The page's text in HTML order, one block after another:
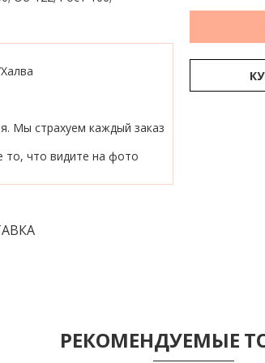
Мы страхуем каждый заказ
то, что видите на фото
РЕКОМЕНДУЕМЫЕ